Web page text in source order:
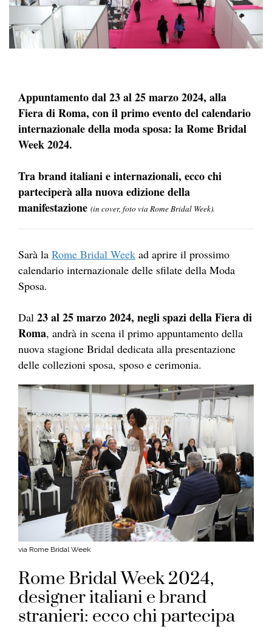
Appuntamento dal 23 al 25 marzo 2024, alla
Fiera di Roma, con il primo evento del calendario
internazionale della moda sposa: la Rome Bridal
Week 2024.
Tra brand italiani e internazionali, ecco chi
parteciperà alla nuova edizione della
manifestazione (in cover, foto via Rome Bridal Week).
Sarà la Rome Bridal Week ad aprire il prossimo
calendario internazionale delle sfilate della Moda
Sposa.
Dal 23 al 25 marzo 2024, negli spazi della Fiera di
Roma, andrà in scena il primo appuntamento della
nuova stagione Bridal dedicata alla presentazione
delle collezioni sposa, sposo e cerimonia.
via Rome Bridal Week
Rome Bridal Week 2024,
designer italiani e brand
stranieri: ecco chi partecipa